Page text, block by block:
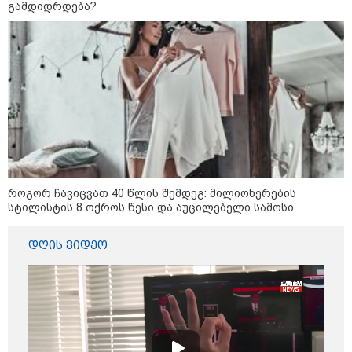
გადავცემ" - ეკა კუპატაძე
რა ისმინს სახლში დაყენებული
მომსასმენი მოწყობილობის
ჩანაწერში, სადაც ნია იმნაძე
მამას ესაუბრება?
"ამ ვიდეოს ნახვა ჩემთვის იყო
სიკვდილი" - რას ამბობს
დაკარგული 17 წლის ბიჭის დედა
ვიდეოკადრებზე, სადაც შვილის
განწირული ვედრების ხმა
ამოიცნო
პოლიტიკა
გამდიდრდება?
როგორ ჩავიცვათ 40 წლის შემდეგ: მილიონერების
სტილისტის 8 ოქროს წესი და აუცილებელი სამოსი
დღის ვიდეო